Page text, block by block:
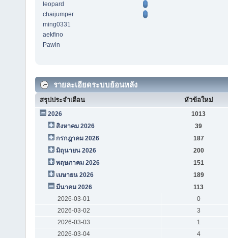
leopard
chaijumper
ming0331
aekfino
Pawin
รายละเอียดระบบย้อนหลัง
สรุปประจำเดือน หัวข้อใหม่
2026
1013
สิงหาคม 2026
39
กรกฎาคม 2026
187
มิถุนายน 2026
200
พฤษภาคม 2026
151
เมษายน 2026
189
มีนาคม 2026
113
2026-03-01
0
2026-03-02
3
2026-03-03
1
2026-03-04
4